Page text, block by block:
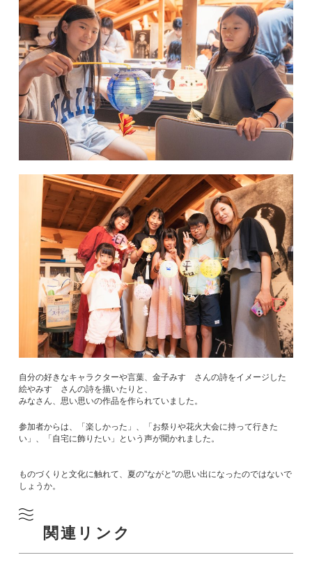
自分の好きなキャラクターや言葉、金子みすゞさんの詩をイメージした
絵やみすゞさんの詩を描いたりと、
みなさん、思い思いの作品を作られていました。
参加者からは、「楽しかった」、「お祭りや花火大会に持って行きた
い」、「自宅に飾りたい」という声が聞かれました。
ものづくりと文化に触れて、夏の"ながと"の思い出になったのではないで
しょうか。
関連リンク